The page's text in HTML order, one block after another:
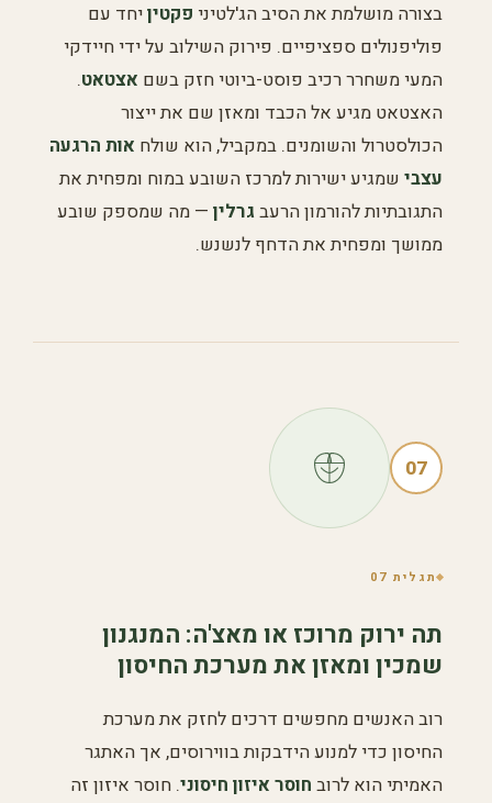
בצורה מושלמת את הסיב הג'לטיני פקטיןיחד עם
פוליפנולים ספציפיים. פירוק השילוב על ידי חיידקי
המעי משחרר רכיב פוסט-ביוטי חזק בשם אצטאט.
האצטאט מגיע אל הכבד ומאזן שם את ייצור
הכולסטרול והשומנים. במקביל, הוא שולח אות הרגעה
עצבי שמגיע ישירות למרכז השובע במוח ומפחית את
התגובתיות להורמון הרעבגרלין — מה שמספק שובע
ממושך ומפחית את הדחף לנשנש.
07
תגלית 07
תה ירוק מרוכז או מאצ'ה: המנגנון
שמכין ומאזן את מערכת החיסון
רוב האנשים מחפשים דרכים לחזק את מערכת
החיסון כדי למנוע הידבקות בווירוסים, אך האתגר
האמיתי הוא לרוב חוסר איזון חיסוני. חוסר איזון זה